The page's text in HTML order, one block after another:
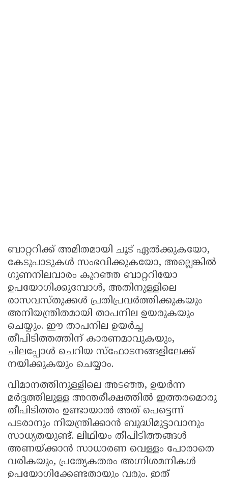
ബാറ്ററിക്ക് അമിതമായി ചൂട് ഏൽക്കുകയോ,
കേടുപാടുകൾ സംഭവിക്കുകയോ, അല്ലെങ്കിൽ
ഗുണനിലവാരം കുറഞ്ഞ ബാറ്ററിയോ
ഉപയോഗിക്കുമ്പോൾ, അതിനുള്ളിലെ
രാസവസ്തുക്കൾ പ്രതിപ്രവർത്തിക്കുകയും
അനിയന്ത്രിതമായി താപനില ഉയരുകയും
ചെയ്യും. ഈ താപനില ഉയർച്ച
തീപിടിത്തത്തിന് കാരണമാവുകയും,
ചിലപ്പോൾ ചെറിയ സ്ഫോടനങ്ങളിലേക്ക്
നയിക്കുകയും ചെയ്യാം.
വിമാനത്തിനുള്ളിലെ അടഞ്ഞ, ഉയർന്ന
മർദ്ദത്തിലുള്ള അന്തരീക്ഷത്തിൽ ഇത്തരമൊരു
തീപിടിത്തം ഉണ്ടായാൽ അത് പെട്ടെന്ന്
പടരാനും നിയന്ത്രിക്കാൻ ബുദ്ധിമുട്ടാവാനും
സാധ്യതയുണ്ട്. ലിഥിയം തീപിടിത്തങ്ങൾ
അണയ്ക്കാൻ സാധാരണ വെള്ളം പോരാതെ
വരികയും, പ്രത്യേകതരം അഗ്നിശമനികൾ
ഉപയോഗിക്കേണ്ടതായും വരും. ഇത്